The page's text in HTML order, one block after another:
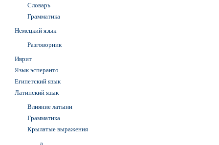
Словарь
Грамматика
Немецкий язык
Разговорник
Иврит
Язык эсперанто
Египетский язык
Латинский язык
Влияние латыни
Грамматика
Крылатые выражения
a